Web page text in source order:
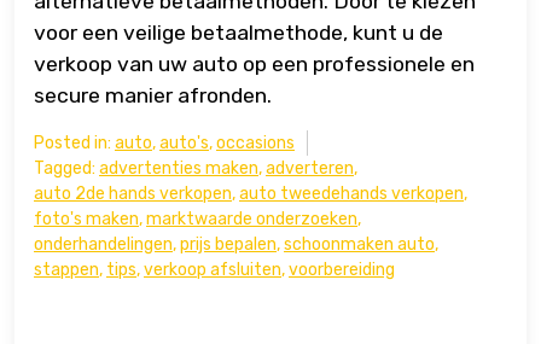
voor een veilige betaalmethode, kunt u de
verkoop van uw auto op een professionele en
secure manier afronden.
Posted in: auto,auto's,occasions
Tagged: advertenties maken,adverteren,
auto 2de hands verkopen,auto tweedehands verkopen,
foto's maken,marktwaarde onderzoeken,
onderhandelingen,prijs bepalen,schoonmaken auto,
stappen, tips,verkoop afsluiten,voorbereiding